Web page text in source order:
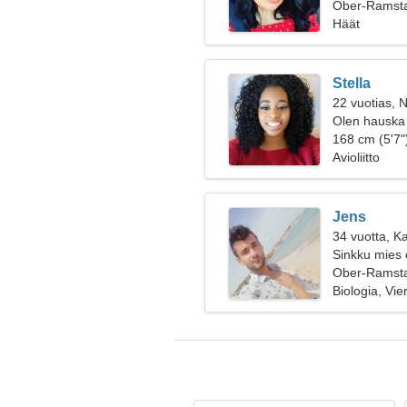
Ober-
Häät
Stella
22 vuotias,
Olen
168 cm
Avioliitto
Jens
34 vuotta,
Sinkku mies
Ober-
Biologia,